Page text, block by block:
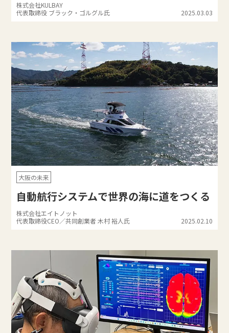
株式会社KULBAY
代表取締役 ブラック・ゴルグル氏
2025.03.03
大阪の未来
自動航行システムで世界の海に道をつくる
株式会社エイトノット
代表取締役CEO／共同創業者 木村 裕人氏
2025.02.10